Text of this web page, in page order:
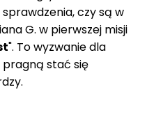
czy są w
G. w pierwszej misji
". To wyzwanie dla
stać się